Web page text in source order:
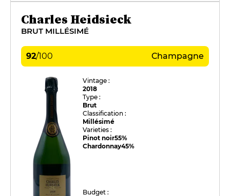
Charles Heidsieck
BRUT MILLÉSIMÉ
92/100 Champagne
Vintage :
2018
Type :
Brut
Classification :
Millésimé
Varieties :
Pinot noir55%
Chardonnay45%
Budget :